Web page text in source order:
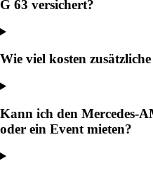
G 63 versichert?
Wie viel kosten
Kann ich den Mercedes-
oder ein Event mieten?